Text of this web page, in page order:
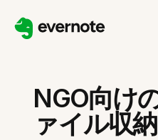
NGO向け
ァイル収納